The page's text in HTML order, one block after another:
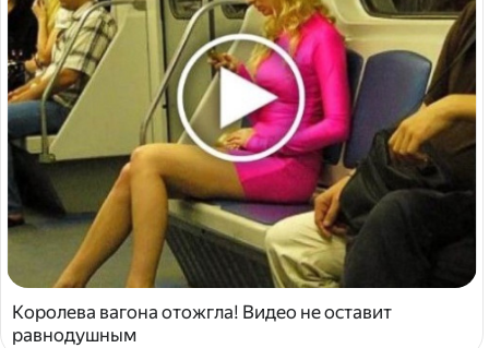
Королева вагона отожгла! Видео не оставит
равнодушным